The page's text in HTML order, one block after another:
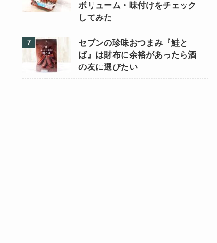
ボリューム・味付けをチェック
してみた
セブンの珍味おつまみ『鮭と
ば』は財布に余裕があったら酒
の友に選びたい